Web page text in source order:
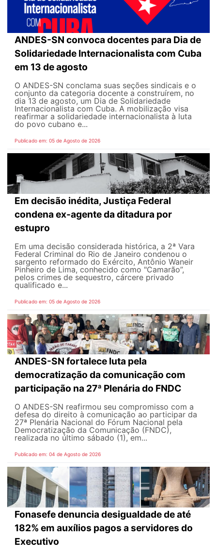
ANDES-SN convoca docentes para Dia de
Solidariedade Internacionalista com Cuba
em 13 de agosto
O ANDES-SN conclama suas seções sindicais e o
conjunto da categoria docente a construírem, no
dia 13 de agosto, um Dia de Solidariedade
Internacionalista com Cuba. A mobilização visa
reafirmar a solidariedade internacionalista à luta
do povo cubano e...
Publicado em: 05 de Agosto de 2026
Em decisão inédita, Justiça Federal
condena ex-agente da ditadura por
estupro
Em uma decisão considerada histórica, a 2ª Vara
Federal Criminal do Rio de Janeiro condenou o
sargento reformado do Exército, Antônio Waneir
Pinheiro de Lima, conhecido como "Camarão”,
pelos crimes de sequestro, cárcere privado
qualificado e...
Publicado em: 05 de Agosto de 2026
ANDES-SN fortalece luta pela
democratização da comunicação com
participação na 27ª Plenária do FNDC
O ANDES-SN reafirmou seu compromisso com a
defesa do direito à comunicação ao participar da
27ª Plenária Nacional do Fórum Nacional pela
Democratização da Comunicação (FNDC),
realizada no último sábado (1), em...
Publicado em: 04 de Agosto de 2026
Fonasefe denuncia desigualdade de até
182% em auxílios pagos a servidores do
Executivo